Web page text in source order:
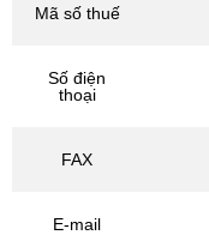
Mã số thuế
Số điện
thoại
FAX
E-mail